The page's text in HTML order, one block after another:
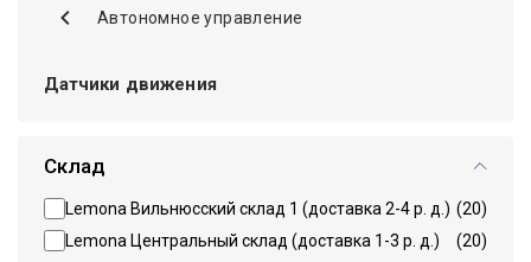
Автономное управление
Датчики движения
Склад
Lemona Вильнюсский склад 1 (доставка 2-4 р. д.) (20)
Lemona Центральный склад (доставка 1-3 р. д.)
(20)